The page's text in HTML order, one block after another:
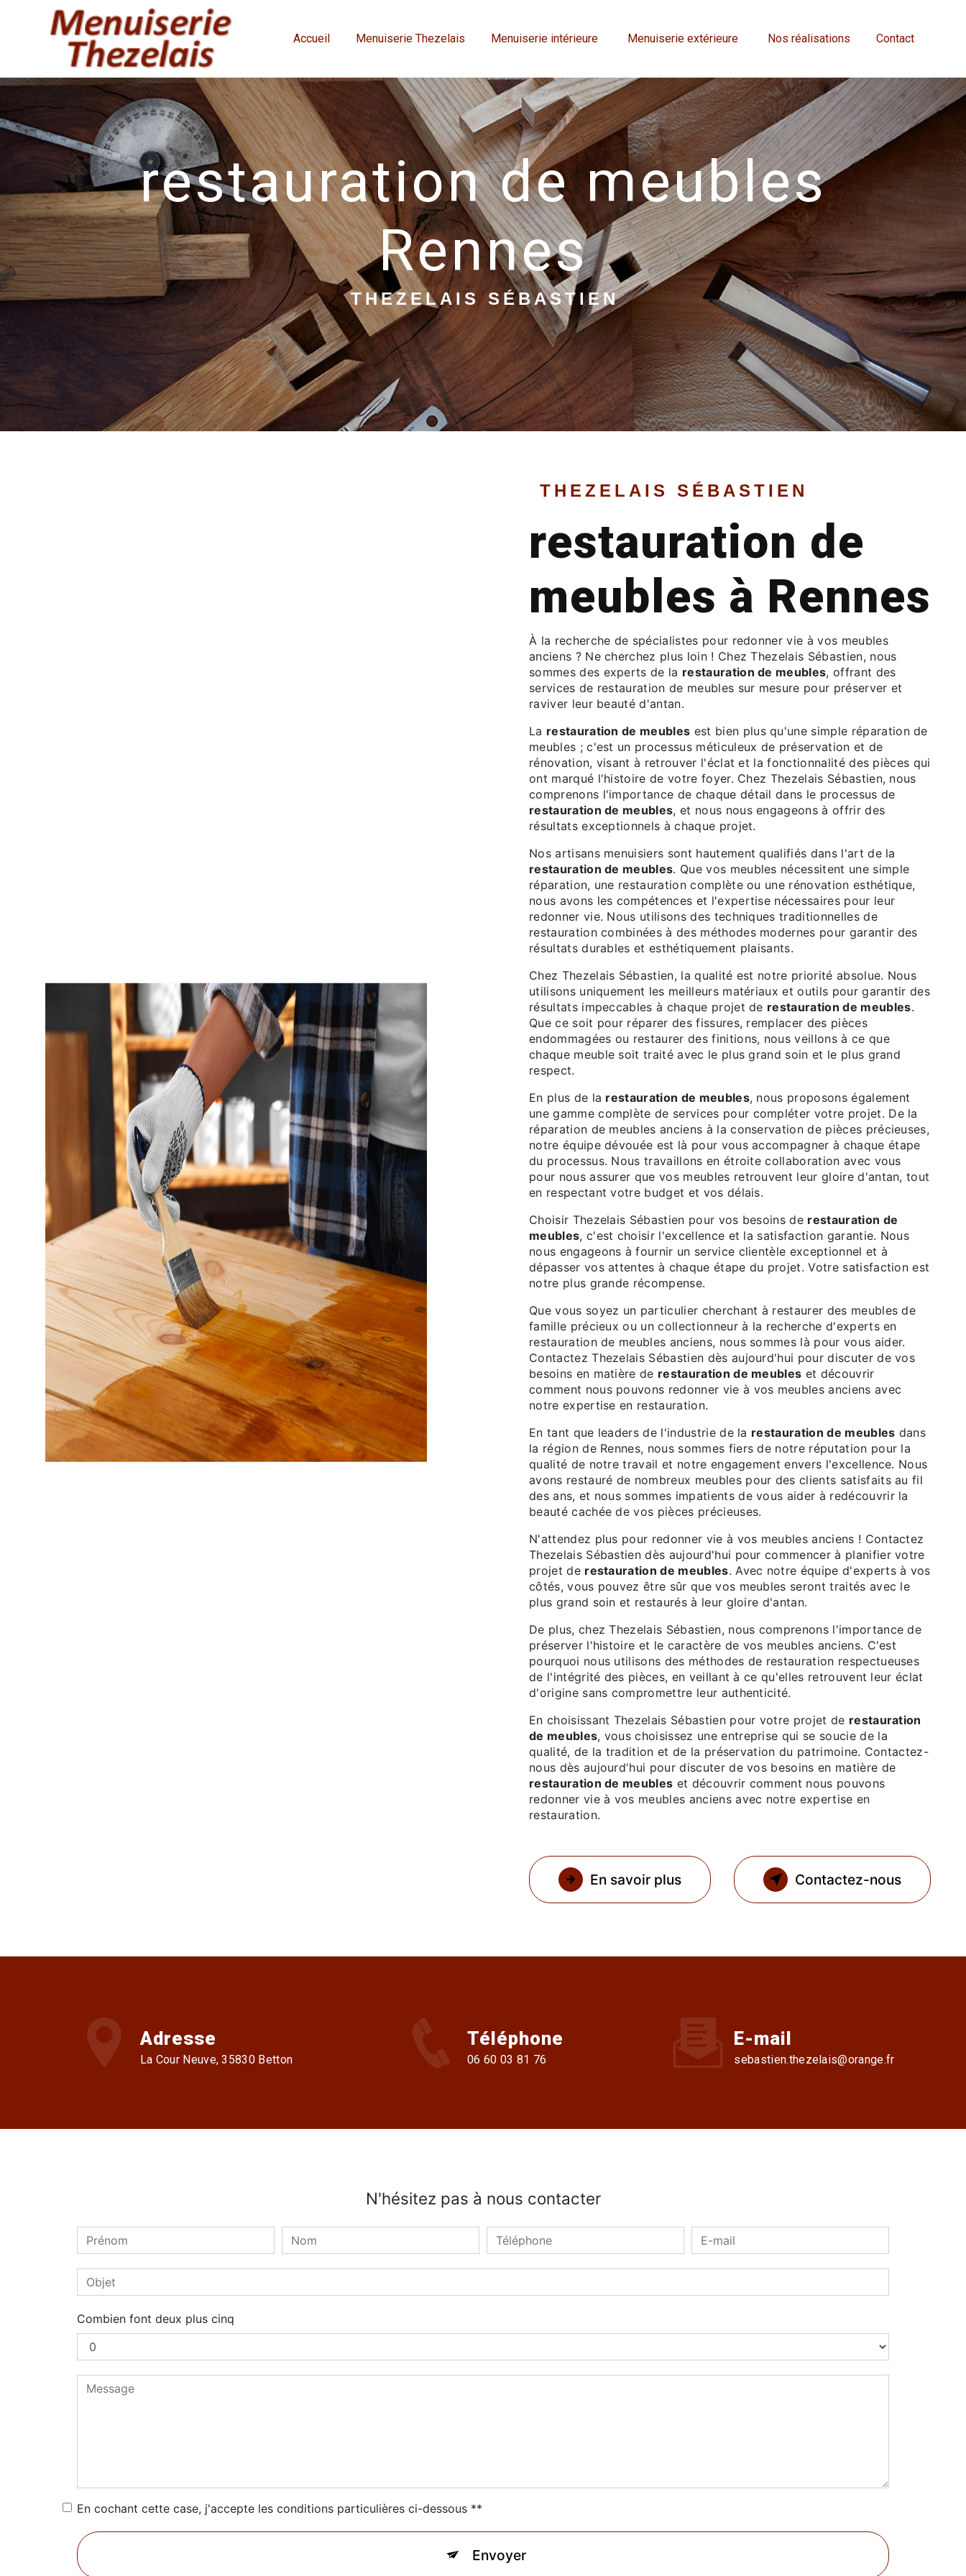
Accueil Menuiserie Thezelais Menuiserie intérieure Menuiserie extérieure Nos réalisations Contact
restauration de meubles
Rennes
THEZELAIS SÉBASTIEN
THEZELAIS SÉBASTIEN
restauration de
meubles à Rennes
À la recherche de spécialistes pour redonner vie à vos meubles
anciens ? Ne cherchez plus loin ! Chez Thezelais Sébastien, nous
sommes des experts de la restauration de meubles, offrant des
services de restauration de meubles sur mesure pour préserver et
raviver leur beauté d'antan.
La restauration de meubles est bien plus qu'une simple réparation de
meubles ; c'est un processus méticuleux de préservation et de
rénovation, visant à retrouver l'éclat et la fonctionnalité des pièces qui
ont marqué l'histoire de votre foyer. Chez Thezelais Sébastien, nous
comprenons l'importance de chaque détail dans le processus de
restauration de meubles, et nous nous engageons à offrir des
résultats exceptionnels à chaque projet.
Nos artisans menuisiers sont hautement qualifiés dans l'art de la
restauration de meubles. Que vos meubles nécessitent une simple
réparation, une restauration complète ou une rénovation esthétique,
nous avons les compétences et l'expertise nécessaires pour leur
redonner vie. Nous utilisons des techniques traditionnelles de
restauration combinées à des méthodes modernes pour garantir des
résultats durables et esthétiquement plaisants.
Chez Thezelais Sébastien, la qualité est notre priorité absolue. Nous
utilisons uniquement les meilleurs matériaux et outils pour garantir des
résultats impeccables à chaque projet de restauration de meubles.
Que ce soit pour réparer des fissures, remplacer des pièces
endommagées ou restaurer des finitions, nous veillons à ce que
chaque meuble soit traité avec le plus grand soin et le plus grand
respect.
En plus de la restauration de meubles, nous proposons également
une gamme complète de services pour compléter votre projet. De la
réparation de meubles anciens à la conservation de pièces précieuses,
notre équipe dévouée est là pour vous accompagner à chaque étape
du processus. Nous travaillons en étroite collaboration avec vous
pour nous assurer que vos meubles retrouvent leur gloire d'antan, tout
en respectant votre budget et vos délais.
Choisir Thezelais Sébastien pour vos besoins de restauration de
meubles, c'est choisir l'excellence et la satisfaction garantie. Nous
nous engageons à fournir un service clientèle exceptionnel et à
dépasser vos attentes à chaque étape du projet. Votre satisfaction est
notre plus grande récompense.
Que vous soyez un particulier cherchant à restaurer des meubles de
famille précieux ou un collectionneur à la recherche d'experts en
restauration de meubles anciens, nous sommes là pour vous aider.
Contactez Thezelais Sébastien dès aujourd'hui pour discuter de vos
besoins en matière de restauration de meubles et découvrir
comment nous pouvons redonner vie à vos meubles anciens avec
notre expertise en restauration.
En tant que leaders de l'industrie de la restauration de meubles dans
la région de Rennes, nous sommes fiers de notre réputation pour la
qualité de notre travail et notre engagement envers l'excellence. Nous
avons restauré de nombreux meubles pour des clients satisfaits au fil
des ans, et nous sommes impatients de vous aider à redécouvrir la
beauté cachée de vos pièces précieuses.
N'attendez plus pour redonner vie à vos meubles anciens ! Contactez
Thezelais Sébastien dès aujourd'hui pour commencer à planifier votre
projet de restauration de meubles. Avec notre équipe d'experts à vos
côtés, vous pouvez être sûr que vos meubles seront traités avec le
plus grand soin et restaurés à leur gloire d'antan.
De plus, chez Thezelais Sébastien, nous comprenons l'importance de
préserver l'histoire et le caractère de vos meubles anciens. C'est
pourquoi nous utilisons des méthodes de restauration respectueuses
de l'intégrité des pièces, en veillant à ce qu'elles retrouvent leur éclat
d'origine sans compromettre leur authenticité.
En choisissant Thezelais Sébastien pour votre projet de restauration
de meubles, vous choisissez une entreprise qui se soucie de la
qualité, de la tradition et de la préservation du patrimoine. Contactez-
nous dès aujourd'hui pour discuter de vos besoins en matière de
restauration de meubles et découvrir comment nous pouvons
redonner vie à vos meubles anciens avec notre expertise en
restauration.
En savoir plus Contactez-nous
Adresse
La Cour Neuve, 35830 Betton
Téléphone
06 60 03 81 76
E-mail
sebastien.thezelais@orange.fr
N'hésitez pas à nous contacter
Combien font deux plus cinq
En cochant cette case, j'accepte les conditions particulières ci-dessous **
Envoyer
Panneau de gestion des cookies